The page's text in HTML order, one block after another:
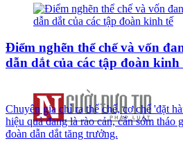
Điểm nghẽn thể chế và vốn
dẫn dắt của các tập đoàn kinh
Chuyên gia chỉ ra thể chế, cơ chế 'đặt
hiệu quả đang là rào cản, cần sớm tháo
đoàn dẫn dắt tăng trưởng.